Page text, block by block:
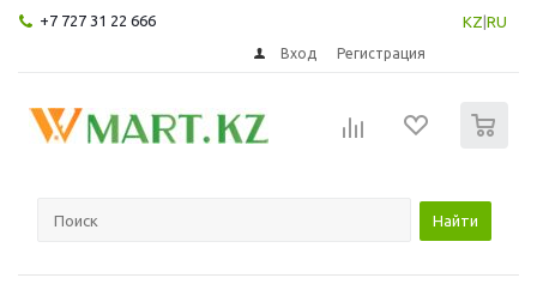
+7 727 31 22 666 KZ RU
Вход Регистрация
Найти